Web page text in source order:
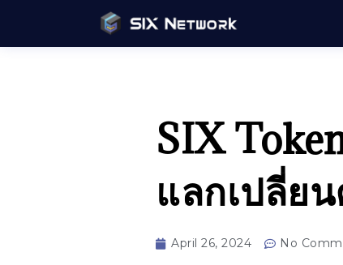
SIX
แลกเปลี่ย
April 26, 2024 No